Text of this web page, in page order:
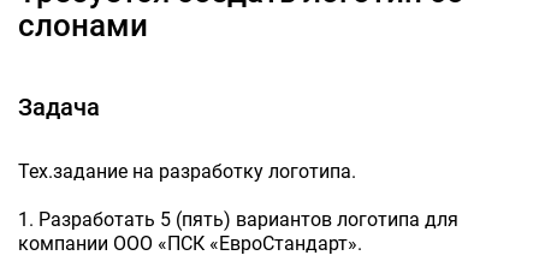
слонами
Задача
Тех.задание на разработку логотипа.
1. Разработать 5 (пять) вариантов логотипа для
компании ООО «ПСК «ЕвроСтандарт».